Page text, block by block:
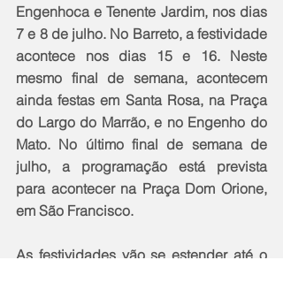
Engenhoca e Tenente Jardim, nos dias
7 e 8 de julho. No Barreto, a festividade
acontece nos dias 15 e 16. Neste
mesmo final de semana, acontecem
ainda festas em Santa Rosa, na Praça
do Largo do Marrão, e no Engenho do
Mato. No último final de semana de
julho, a programação está prevista
para acontecer na Praça Dom Orione,
em São Francisco.
As festividades vão se estender até o